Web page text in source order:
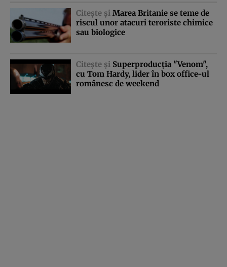
Citeşte şi Marea Britanie se teme de
riscul unor atacuri teroriste chimice
sau biologice
Citeşte şi Superproducţia "Venom",
cu Tom Hardy, lider în box office-ul
românesc de weekend